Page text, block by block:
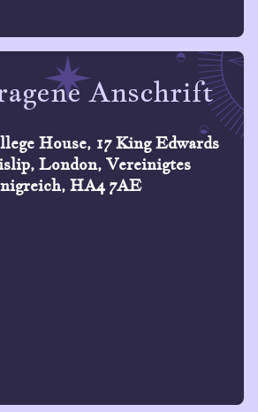
Anschrift
House, 17 King Edwards
London, Vereinigtes
HA4 7AE